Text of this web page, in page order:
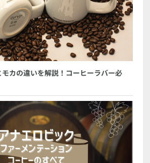
カの違いを解説！コーヒーラバー必